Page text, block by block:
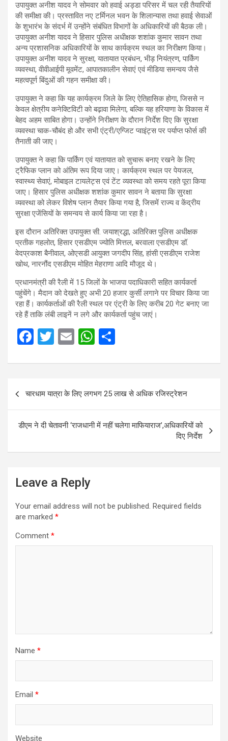
उपायुक्त अनीश यादव ने सोमवार को हवाई अड्डा परिसर में चल रही तैयारियों
की समीक्षा की। प्रस्तावित नए टर्मिनल भवन के शिलान्यास तथा हवाई सेवाओं
के शुभारंभ के संदर्भ में उन्होंने संबंधित विभागों के अधिकारियों की बैठक ली।
उपायुक्त अनीश यादव ने हिसार पुलिस अधीक्षक शशांक कुमार सावन तथा
अन्य प्रशासनिक अधिकारियों के साथ कार्यक्रम स्थल का निरीक्षण किया।
उपायुक्त अनीश यादव ने सुरक्षा, यातायात प्रबंधन, भीड़ नियंत्रण, पार्किंग
व्यवस्था, वीवीआईपी मूवमेंट, आपातकालीन सेवाएं एवं मीडिया समन्वय जैसे
महत्वपूर्ण बिंदुओं की गहन समीक्षा की।
उपायुक्त ने कहा कि यह कार्यक्रम जिले के लिए ऐतिहासिक होगा, जिससे न
केवल क्षेत्रीय कनेक्टिविटी को बढ़ावा मिलेगा, बल्कि यह हरियाणा के विकास में
बेहद अहम साबित होगा। उन्होंने निरीक्षण के दौरान निर्देश दिए कि सुरक्षा
व्यवस्था चाक-चौबंद हो और सभी एंट्री/एग्जिट प्वाइंट्स पर पर्याप्त फोर्स की
तैनाती की जाए।
उपायुक्त ने कहा कि पार्किंग एवं यातायात को सुचारू बनाए रखने के लिए
ट्रैफिक प्लान को अंतिम रूप दिया जाए। कार्यक्रम स्थल पर पेयजल,
स्वास्थ्य सेवाएं, मोबाइल टायलेट्स एवं टेंट व्यवस्था को समय रहते पूरा किया
जाए। हिसार पुलिस अधीक्षक शशांक कुमार सावन ने बताया कि सुरक्षा
व्यवस्था को लेकर विशेष प्लान तैयार किया गया है, जिसमें राज्य व केंद्रीय
सुरक्षा एजेंसियों के समन्वय से कार्य किया जा रहा है।
इस दौरान अतिरिक्त उपायुक्त सी. जयाश्रद्धा, अतिरिक्त पुलिस अधीक्षक
प्रतीक गहलोत, हिसार एसडीएम ज्योति मित्तल, बरवाला एसडीएम डॉ.
वेदप्रकाश बैनीवाल, ओएसडी आयुक्त जगदीप सिंह, हांसी एसडीएम राजेश
खोथ, नारनौंद एसडीएम मोहित मेहराणा आदि मौजूद थे।
प्रधानमंत्री की रैली में 15 जिलों के भाजपा पदाधिकारी सहित कार्यकर्ता
पहुंचेंगे। मैदान को देखते हुए अभी 20 हजार कुर्सी लगाने पर विचार किया जा
रहा हैं। कार्यकर्ताओं की रैली स्थल पर एंट्री के लिए करीब 20 गेट बनाए जा
रहे हैं ताकि लंबी लाइनें न लगे और कार्यकर्ता पहुंच जाएं।
F
ce
o
o
T
tt
er
E
ail
W
at
A
p
ar
navigation
चारधाम यात्रा के लिए लगभग 25 लाख से अधिक रजिस्ट्रेशन
डीएम ने दी चेतावनी ‘राजधानी में नहीं चलेगा माफियाराज’,अधिकारियों को
दिए निर्देश
Leave a Reply
Your email address will not be published. Required fields
are marked *
Comment *
Name *
Email *
Website